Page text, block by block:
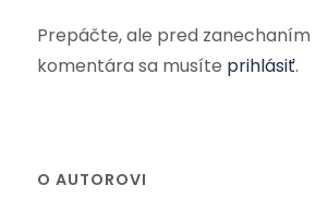
Prepáčte, ale pred zanechaním
komentára sa musíte prihlásiť.
O AUTOROVI